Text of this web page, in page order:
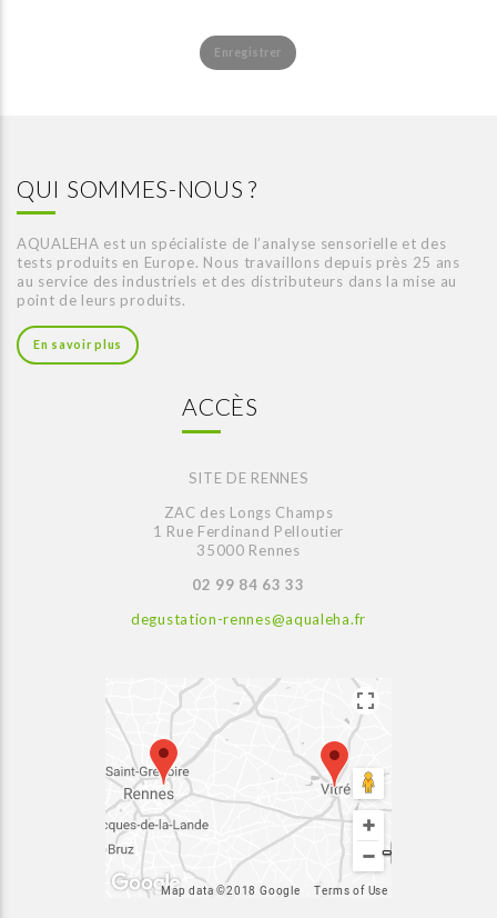
QUI SOMMES-NOUS ?
AQUALEHA est un spécialiste de l’analyse sensorielle et des
tests produits en Europe. Nous travaillons depuis près 25 ans
au service des industriels et des distributeurs dans la mise au
point de leurs produits.
En savoir plus
ACCÈS
SITE DE RENNES
ZAC des Longs Champs
1 Rue Ferdinand Pelloutier
35000 Rennes
02 99 84 63 33
degustation-rennes@aqualeha.fr